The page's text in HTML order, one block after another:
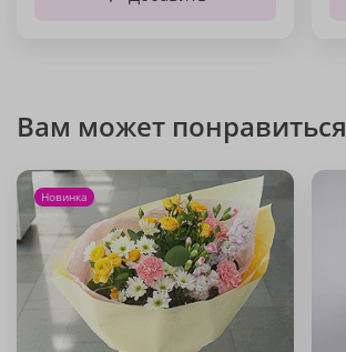
Вам может понравиться
Новинка